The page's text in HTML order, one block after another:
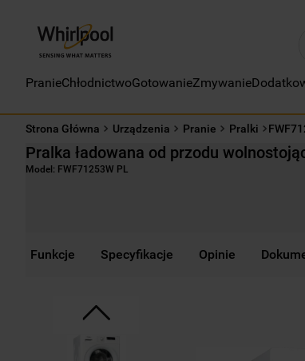
PranieChłodnictwoGotowanieZmywanie
Strona Główna Urządzenia Pranie Pralki
Pralka ładowana od przodu
Model: FWF71253W PL
Funkcje Specyfikacje Opinie